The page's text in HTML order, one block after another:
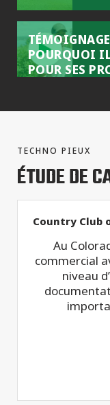
POURQUOI
POUR SES
TECHNO PIEUX
ÉTUDE DE
Country Club
Au
commercial
niveau